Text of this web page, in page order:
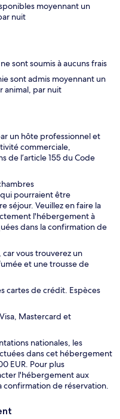
moyennant un
nuit
sont soumis à aucuns frais
sont admis moyennant un
animal, par nuit
un hôte professionnel et
commerciale,
de l’article 155 du Code
pourraient être
séjour. Veuillez en faire la
l'hébergement à
dans la confirmation de
car vous trouverez un
et une trousse de
cartes de crédit. Espèces
Mastercard et
nationales, les
dans cet hébergement
EUR. Pour plus
l'hébergement aux
de réservation.